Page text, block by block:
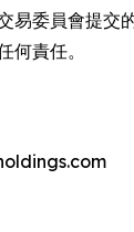
易委員會提交
何責任。